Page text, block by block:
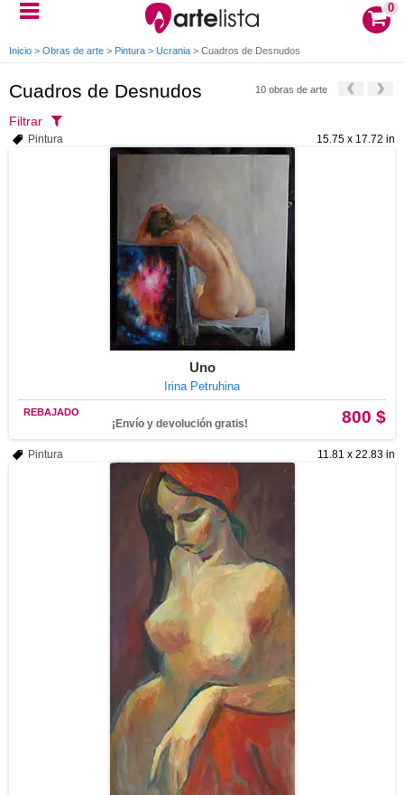
0
Inicio > Obras de arte > Pintura > Ucrania > Cuadros de Desnudos
Cuadros de Desnudos 10 obras de arte
Filtrar
15.75 x 17.72 in
Pintura
Uno
Irina Petruhina
800 $
REBAJADO
¡Envío y devolución gratis!
11.81 x 22.83 in
Pintura